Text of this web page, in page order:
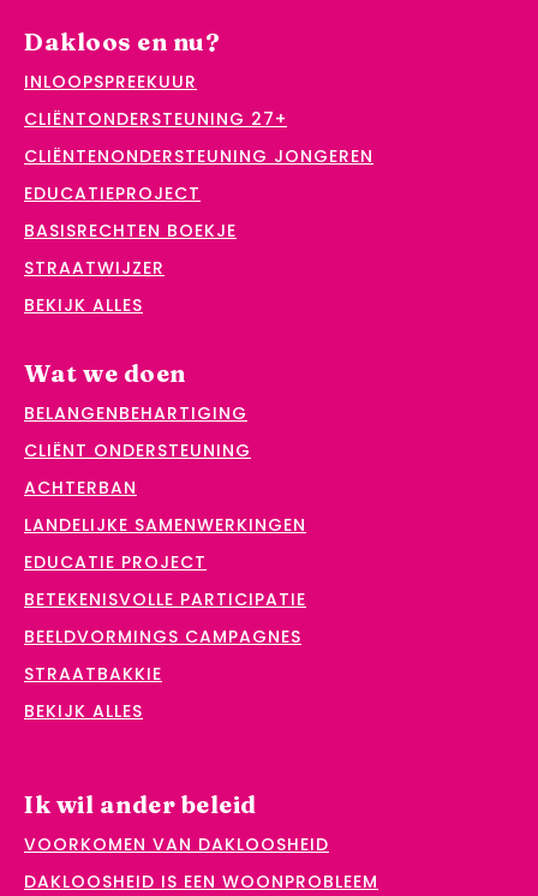
Dakloos en nu?
INLOOPSPREEKUUR
CLIËNTONDERSTEUNING 27+
CLIËNTENONDERSTEUNING JONGEREN
EDUCATIEPROJECT
BASISRECHTEN BOEKJE
STRAATWIJZER
BEKIJK ALLES
Wat we doen
BELANGENBEHARTIGING
CLIËNT ONDERSTEUNING
ACHTERBAN
LANDELIJKE SAMENWERKINGEN
EDUCATIE PROJECT
BETEKENISVOLLE PARTICIPATIE
BEELDVORMINGS CAMPAGNES
STRAATBAKKIE
BEKIJK ALLES
Ik wil ander beleid
VOORKOMEN VAN DAKLOOSHEID
DAKLOOSHEID IS EEN WOONPROBLEEM